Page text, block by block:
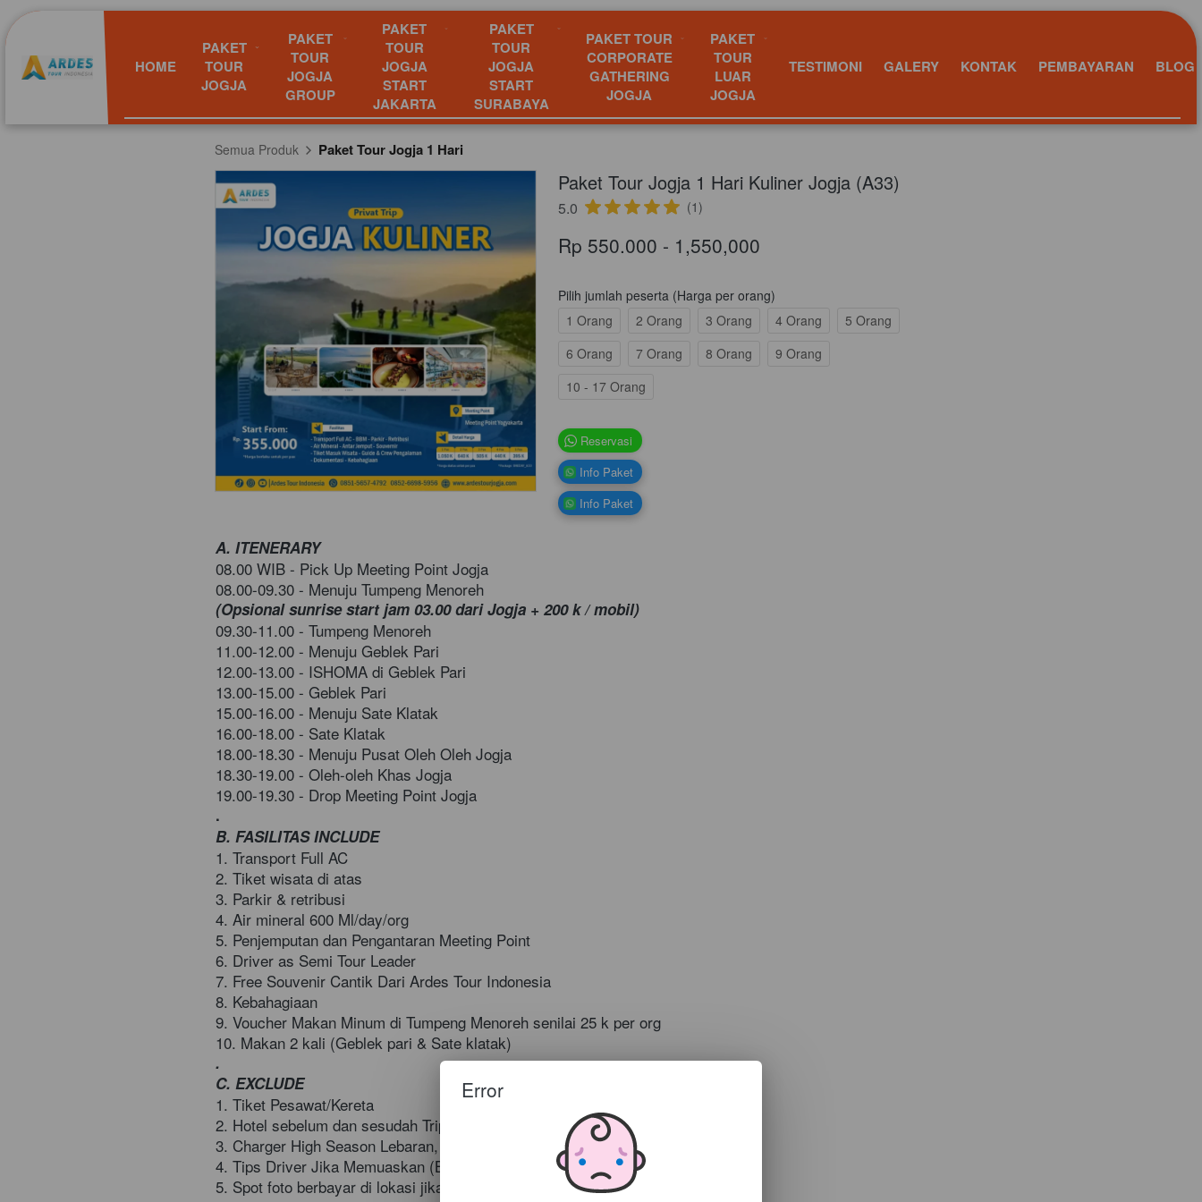
HOME
PAKET
TOUR
JOGJA
PAKET
TOUR
JOGJA
GROUP
PAKET
TOUR
JOGJA
START
JAKARTA
PAKET
TOUR
JOGJA
START
SURABAYA
PAKET TOUR
CORPORATE
GATHERING
JOGJA
PAKET
TOUR
LUAR
JOGJA
TESTIMONI GALERY KONTAK PEMBAYARAN BLOG
Semua Produk Paket Tour Jogja 1 Hari
Paket Tour Jogja 1 Hari Kuliner Jogja (A33)
5.0 (1)
Rp 550.000 - 1,550,000
Pilih jumlah peserta (Harga per orang)
1 Orang
2 Orang 3 Orang 4 Orang
5 Orang
6 Orang
7 Orang 8 Orang
9 Orang
10 - 17 Orang
` Reservasi
` Info Paket
` Info Paket
A. ITENERARY
08.00 WIB - Pick Up Meeting Point Jogja
08.00-09.30 - Menuju Tumpeng Menoreh
(Opsional sunrise start jam 03.00 dari Jogja + 200 k / mobil)
09.30-11.00 - Tumpeng Menoreh
11.00-12.00 - Menuju Geblek Pari
12.00-13.00 - ISHOMA di Geblek Pari
13.00-15.00 - Geblek Pari
15.00-16.00 - Menuju Sate Klatak
16.00-18.00 - Sate Klatak
18.00-18.30 - Menuju Pusat Oleh Oleh Jogja
18.30-19.00 - Oleh-oleh Khas Jogja
19.00-19.30 - Drop Meeting Point Jogja
.
B. FASILITAS INCLUDE
1. Transport Full AC
2. Tiket wisata di atas
3. Parkir & retribusi
4. Air mineral 600 Ml/day/org
5. Penjemputan dan Pengantaran Meeting Point
6. Driver as Semi Tour Leader
7. Free Souvenir Cantik Dari Ardes Tour Indonesia
8. Kebahagiaan
9. Voucher Makan Minum di Tumpeng Menoreh senilai 25 k per org
10. Makan 2 kali (Geblek pari & Sate klatak)
.
C. EXCLUDE
1. Tiket Pesawat/Kereta
2. Hotel sebelum dan sesudah Trip
3. Charger High Season Lebaran, Nataru & Long Weekend
4. Tips Driver Jika Memuaskan (Bebas-Seikhlasnya)
5. Spot foto berbayar di lokasi jika ada
Error